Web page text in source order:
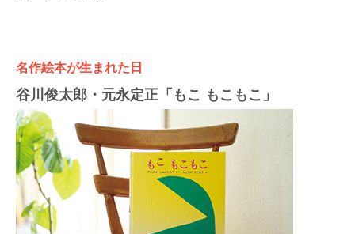
名作絵本が生まれた日
谷川俊太郎・元永定正「もこ もこもこ」